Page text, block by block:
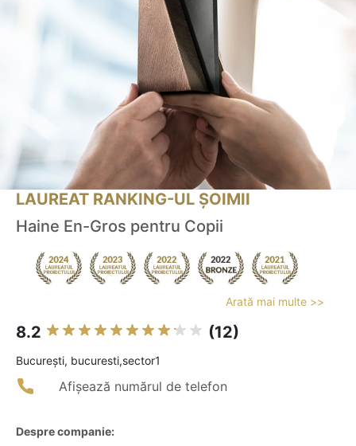
LAUREAT RANKING-UL ȘOIMII
Haine En-Gros pentru Copii
Arată mai multe >>
8.2 (12)
Bucureşti, bucuresti,sector1
Afișează numărul de telefon
Despre companie: